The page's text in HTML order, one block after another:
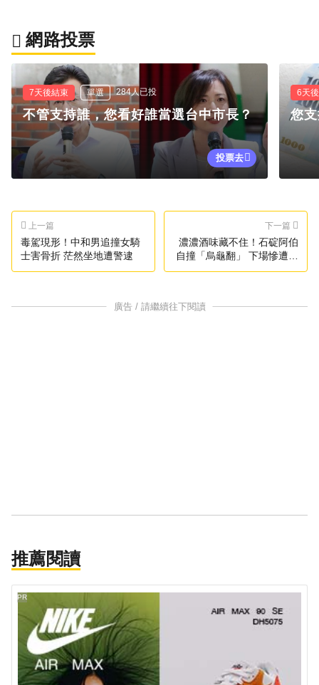
網路投票
7天後結束 單選 284人已投
不管支持誰，您看好誰當選台中市長？
投票去
6天
您
上一篇
毒駕現形！中和男追撞女騎
士害骨折 茫然坐地遭警逮
下一篇
濃濃酒味藏不住！石碇阿伯
自撞「烏龜翻」 下場慘遭法
辦
廣告 / 請繼續往下閱讀
推薦閱讀
PR